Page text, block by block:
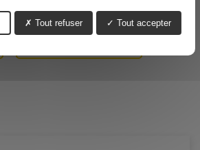
Tout accepter
Tout refuser